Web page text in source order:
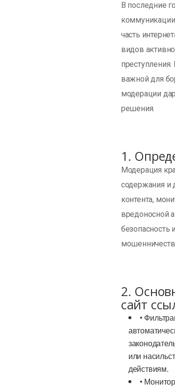
В последние
часть
видов
важной для
модерации
решения.
1.
Модерация
содержания и
контента,
вредоносной
безопасность
2.
сайт
•
или
действиям.
•